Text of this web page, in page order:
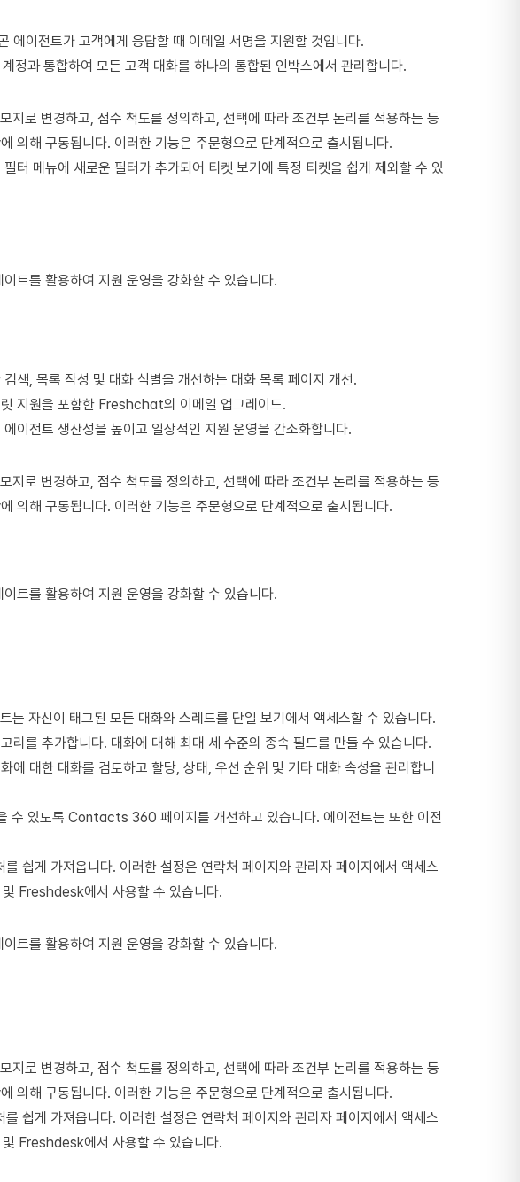
이전트가 고객에게 응답할 때 이메일 서명을 지원할 것입니다.
통합하여 모든 고객 대화를 하나의 통합된 인박스에서 관리합니다.
로 변경하고, 점수 척도를 정의하고, 선택에 따라 조건부 논리를 적용하는 등
의해 구동됩니다. 이러한 기능은 주문형으로 단계적으로 출시됩니다.
터 메뉴에 새로운 필터가 추가되어 티켓 보기에 특정 티켓을 쉽게 제외할 수 있
트를 활용하여 지원 운영을 강화할 수 있습니다.
색, 목록 작성 및 대화 식별을 개선하는 대화 목록 페이지 개선.
지원을 포함한 Freshchat의 이메일 업그레이드.
전트 생산성을 높이고 일상적인 지원 운영을 간소화합니다.
로 변경하고, 점수 척도를 정의하고, 선택에 따라 조건부 논리를 적용하는 등
의해 구동됩니다. 이러한 기능은 주문형으로 단계적으로 출시됩니다.
트를 활용하여 지원 운영을 강화할 수 있습니다.
자신이 태그된 모든 대화와 스레드를 단일 보기에서 액세스할 수 있습니다.
리를 추가합니다. 대화에 대해 최대 세 수준의 종속 필드를 만들 수 있습니다.
에 대한 대화를 검토하고 할당, 상태, 우선 순위 및 기타 대화 속성을 관리합니
있도록 Contacts 360 페이지를 개선하고 있습니다. 에이전트는 또한 이전
쉽게 가져옵니다. 이러한 설정은 연락처 페이지와 관리자 페이지에서 액세스
Freshdesk에서 사용할 수 있습니다.
트를 활용하여 지원 운영을 강화할 수 있습니다.
로 변경하고, 점수 척도를 정의하고, 선택에 따라 조건부 논리를 적용하는 등
의해 구동됩니다. 이러한 기능은 주문형으로 단계적으로 출시됩니다.
쉽게 가져옵니다. 이러한 설정은 연락처 페이지와 관리자 페이지에서 액세스
Freshdesk에서 사용할 수 있습니다.